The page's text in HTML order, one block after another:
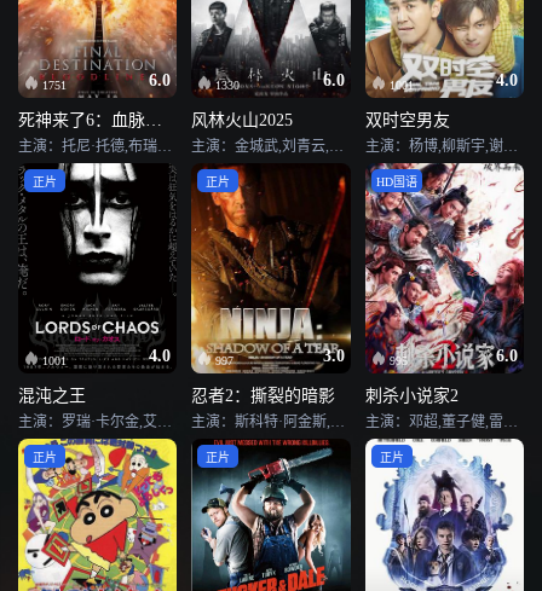
1751 6.0
死神来了6：血脉诅咒
主演：托尼·托德,布瑞克·巴辛格,理查德·哈蒙,艾普尔·特莱克,莱亚·吉斯特德,凯特琳·桑塔·胡安娜,安娜·洛尔,马克斯·洛伊德-琼斯,特欧·布里奥尼斯,加布里埃尔·罗斯,欧文·帕特里克·乔伊纳,Yvette Ferguson,艾利克斯·扎哈拉,Brenna Llewellyn,特拉维斯·特纳,Sophia Chapdelaine,丁波·李,马蒂·芬诺乔,Mark Brandon,Jayden Oniah
1330 6.0
风林火山2025
主演：金城武,刘青云,梁家辉,古天乐,高圆圆,杜德伟,鲍起静,林俊贤,卢冠廷,姜珮瑶,卫诗雅,甘国亮,卢海鹏,刘永,吴嘉龙,李元霸,任贤齐,夏韶声,王德顺,程东,狼森,尼克·福特
1001 4.0
双时空男友
主演：杨博,柳斯宇,谢非菲,周鑫洋,陈寒柏,周琳,张军,小琥,殷鸣辰,魏林
1001 4.0
正片
混沌之王
主演：罗瑞·卡尔金,艾莫里·科恩,杰克·基默,斯凯·费雷拉,瓦尔特·斯卡斯加德
997 3.0
正片
忍者2：撕裂的暗影
主演：斯科特·阿金斯,维他亚·潘斯林加姆,小杉健,蒂姆·曼,罗恩·斯穆安伯格
995 6.0
HD国语
刺杀小说家2
主演：邓超,董子健,雷佳音,王圣迪,丁程鑫,王彦霖,邓飞,张震,辛芷蕾,郭京飞,常远
正片 正片 正片